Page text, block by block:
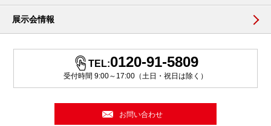
展示会情報
TEL:0120-91-5809
受付時間 9:00～17:00（土日・祝日は除く）
お問い合わせ